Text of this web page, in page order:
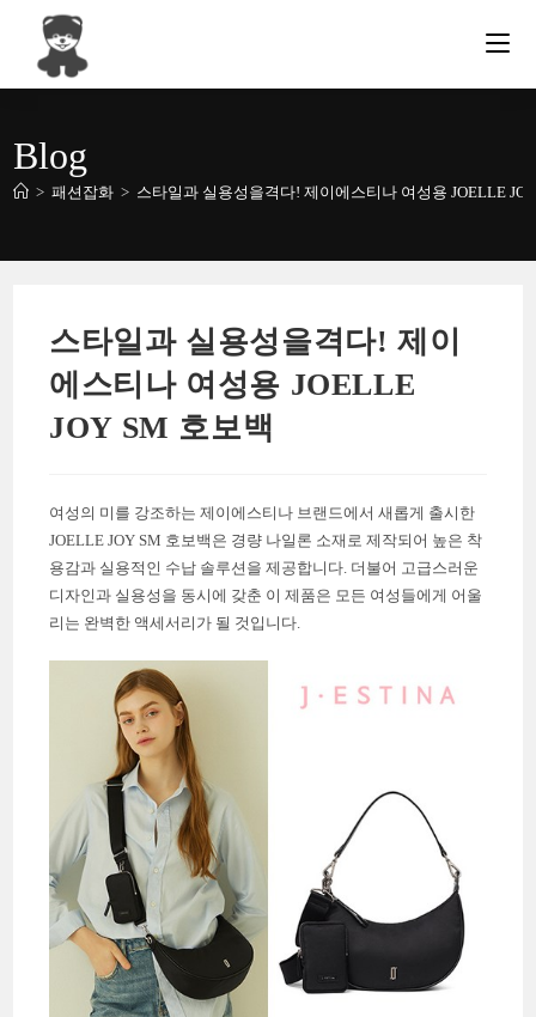
content
Blog
> 패션잡화 > 스타일과 실용성을격다! 제이에스티나 여성용 JOELLE
스타일과 실용성을격다! 제이
에스티나 여성용 JOELLE
JOY SM 호보백
여성의 미를 강조하는 제이에스티나 브랜드에서 새롭게 출시한
JOELLE JOY SM 호보백은 경량 나일론 소재로 제작되어 높은 착
용감과 실용적인 수납 솔루션을 제공합니다. 더불어 고급스러운
디자인과 실용성을 동시에 갖춘 이 제품은 모든 여성들에게 어울
리는 완벽한 액세서리가 될 것입니다.